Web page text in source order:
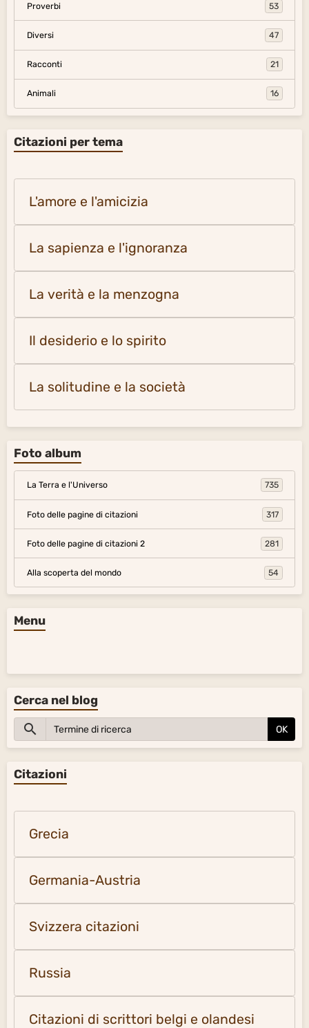
Proverbi 53
Diversi 47
Racconti 21
Animali 16
Citazioni per tema
L'amore e l'amicizia
La sapienza e l'ignoranza
La verità e la menzogna
Il desiderio e lo spirito
La solitudine e la società
Foto album
La Terra e l'Universo 735
Foto delle pagine di citazioni 317
Foto delle pagine di citazioni 2 281
Alla scoperta del mondo 54
Menu
Cerca nel blog
OK
Citazioni
Grecia
Germania-Austria
Svizzera citazioni
Russia
Citazioni di scrittori belgi e olandesi